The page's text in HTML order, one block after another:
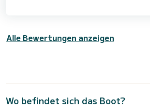
Alle Bewertungen anzeigen
Wo befindet sich das Boot?